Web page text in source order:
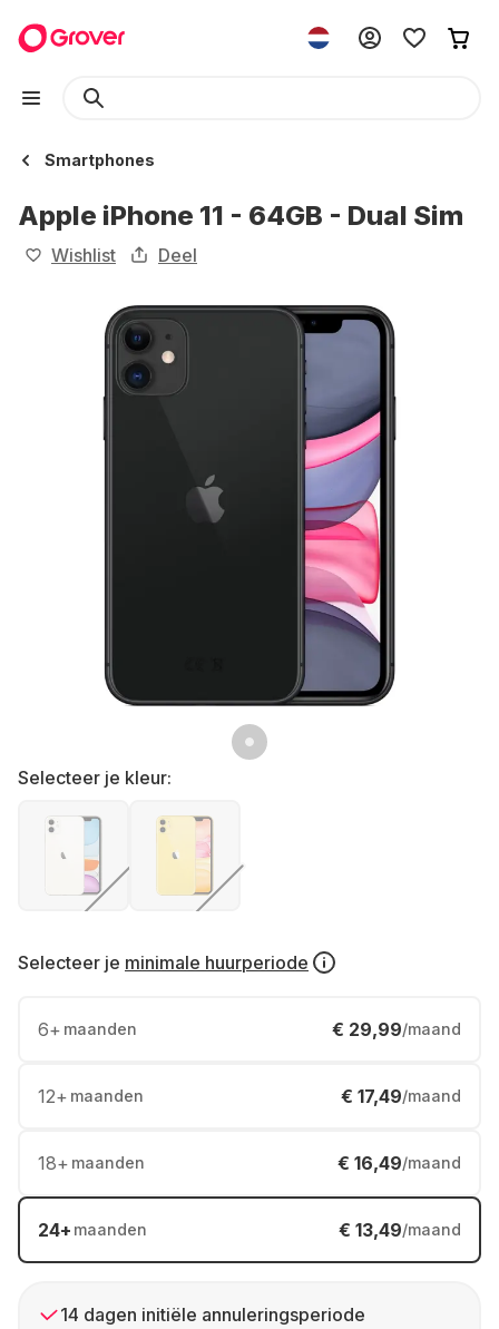
Smartphones
Apple iPhone 11 - 64GB - Dual Sim
Wishlist Deel
Selecteer je kleur:
Selecteer je minimale huurperiode
6+ maanden € 29,99/maand
12+ maanden € 17,49/maand
18+ maanden € 16,49/maand
24+ maanden € 13,49/maand
14 dagen initiële annuleringsperiode